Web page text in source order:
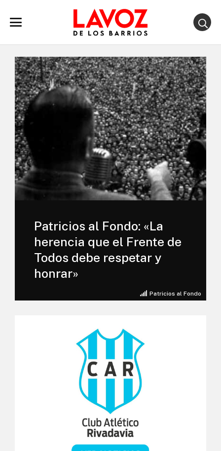
Patricios al Fondo
Patricios al Fondo: «La
herencia que el Frente de
Todos debe respetar y
honrar»